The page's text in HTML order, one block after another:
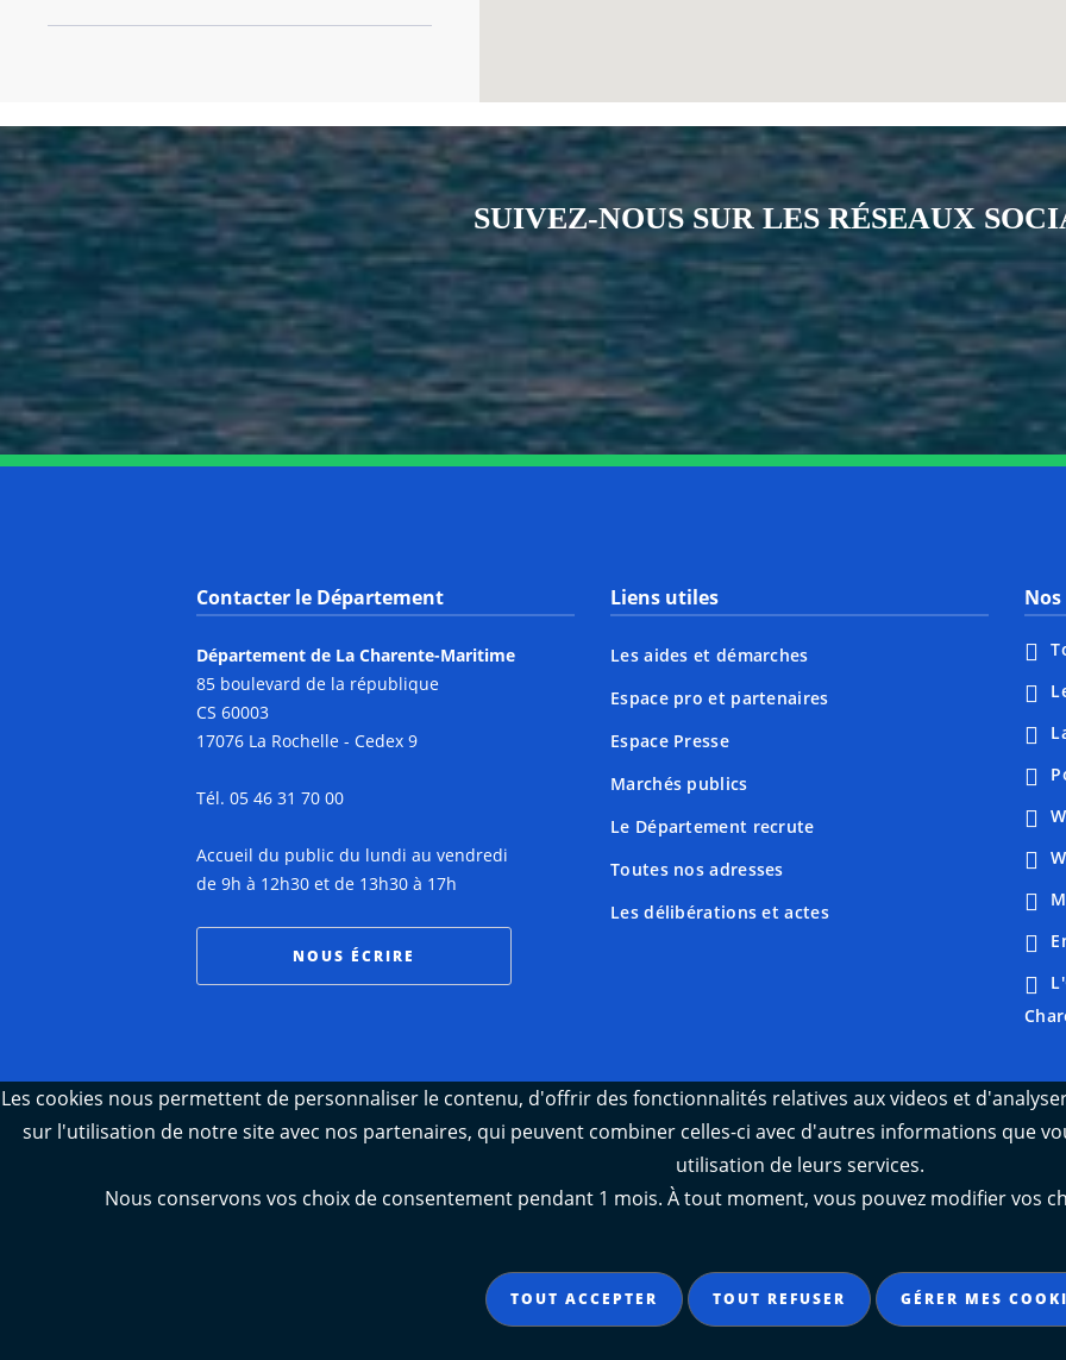
SUIVEZ-NOUS SUR LES RÉSEAUX
Notre page Instagram
Notre page Facebook
Notre page XNotre page Tiktok
Notre page
Notre
Contacter le Département
Département de La Charente-Maritime
85 boulevard de la république
CS 60003
17076 La Rochelle - Cedex 9
Tél. 05 46 31 70 00
Accueil du public du lundi au vendredi
de 9h à 12h30 et de 13h30 à 17h
NOUS ÉCRIRE
Liens utiles
Les aides et démarches
Espace pro et partenaires
Espace Presse
Marchés publics
Le Département recrute
Toutes nos adresses
Les délibérations et actes
Accessibilité : partiellement conforme Mentions légales Données personnelles
Les cookies nous permettent de personnaliser le contenu, d'offrir des fonctionnalités relatives aux videos et
sur l'utilisation de notre site avec nos partenaires, qui peuvent combiner celles-ci avec d'autres informations que
utilisation de leurs services.
Nous conservons vos choix de consentement pendant 1 mois. À tout moment, vous pouvez modifier vos
TOUT ACCEPTER TOUT REFUSER GÉRER MES